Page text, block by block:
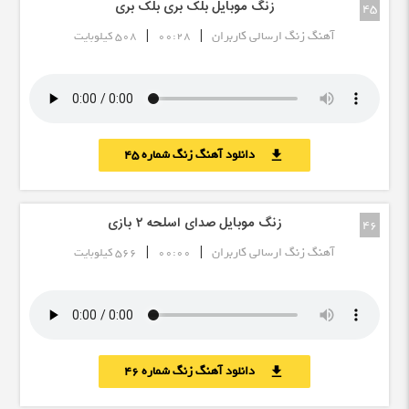
45 زنگ موبایل بلک بری بلک بری
آهنگ زنگ ارسالی کاربران |
00:28
| 508 کیلوبایت
download دانلود آهنگ زنگ شماره 45
46 زنگ موبایل صدای اسلحه ۲ بازی
آهنگ زنگ ارسالی کاربران |
00:00
| 566 کیلوبایت
download دانلود آهنگ زنگ شماره 46